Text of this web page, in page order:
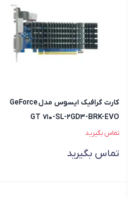
کارت گرافیک ایسوس مدل GeForce
GT 710-SL-2GD3-BRK-EVO
تماس بگیرید
تماس بگیرید